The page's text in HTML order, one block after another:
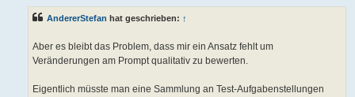
AndererStefan hat geschrieben: ↑
Aber es bleibt das Problem, dass mir ein Ansatz fehlt um
Veränderungen am Prompt qualitativ zu bewerten.
Eigentlich müsste man eine Sammlung an Test-Aufgabenstellungen